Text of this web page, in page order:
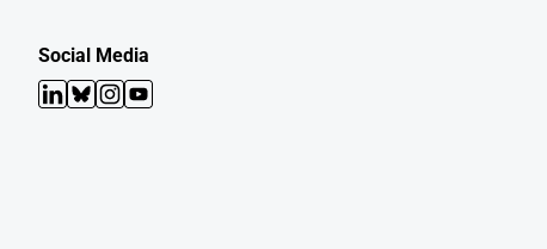
Social Media
LinkedIn
Bluesky
Instagram
YouTube